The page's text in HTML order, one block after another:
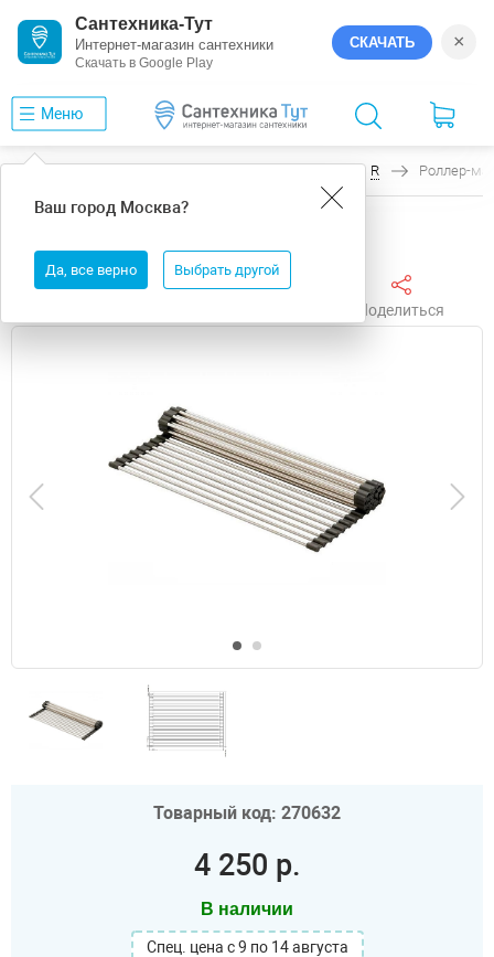
Сантехника-Тут
Интернет-магазин сантехники
Скачать в Google Play
СКАЧАТЬ ×
Меню
Ваш город Москва?
Да, все верно Выбрать другой
R Роллер-
Роллер-мат ZorG R C 10 Нержавеющая сталь
Поделиться
Товарный код: 270632
4 250 р.
В наличии
Спец. цена с 9 по 14 августа